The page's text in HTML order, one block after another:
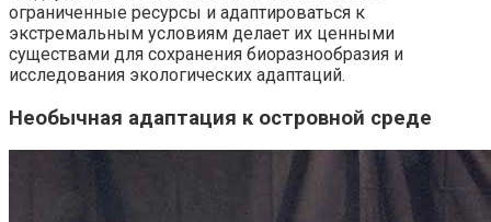
ограниченные ресурсы и адаптироваться к
экстремальным условиям делает их ценными
существами для сохранения биоразнообразия и
исследования экологических адаптаций.
Необычная адаптация к островной среде